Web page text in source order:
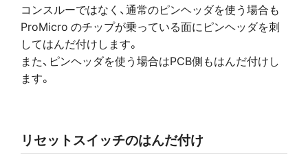
コンスルーではなく、通常のピンヘッダを使う場合も
ProMicro のチップが乗っている面にピンヘッダを刺
してはんだ付けします。
また、ピンヘッダを使う場合はPCB側もはんだ付けし
ます。
リセットスイッチのはんだ付け